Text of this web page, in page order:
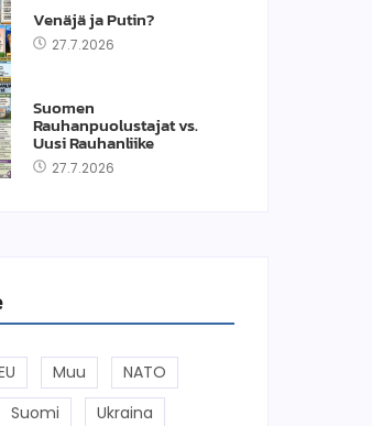
Venäjä ja Putin?
27.7.2026
Suomen
Rauhanpuolustajat vs.
Uusi Rauhanliike
27.7.2026
Muu
NATO
Suomi
Ukraina